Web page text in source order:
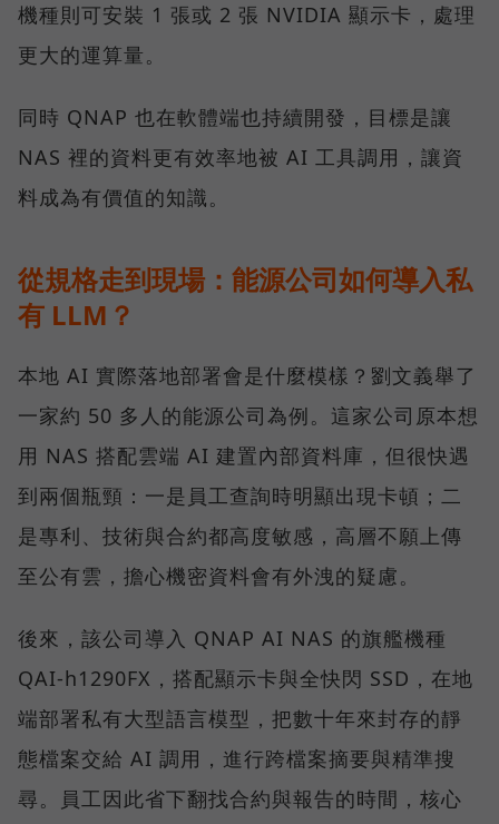
機種則可安裝 1 張或 2 張 NVIDIA 顯示卡，處理
更大的運算量。
同時 QNAP 也在軟體端也持續開發，目標是讓
NAS 裡的資料更有效率地被 AI 工具調用，讓資
料成為有價值的知識。
從規格走到現場：能源公司如何導入私
有 LLM？
本地 AI 實際落地部署會是什麼模樣？劉文義舉了
一家約 50 多人的能源公司為例。這家公司原本想
用 NAS 搭配雲端 AI 建置內部資料庫，但很快遇
到兩個瓶頸：一是員工查詢時明顯出現卡頓；二
是專利、技術與合約都高度敏感，高層不願上傳
至公有雲，擔心機密資料會有外洩的疑慮。
後來，該公司導入 QNAP AI NAS 的旗艦機種
QAI-h1290FX，搭配顯示卡與全快閃 SSD，在地
端部署私有大型語言模型，把數十年來封存的靜
態檔案交給 AI 調用，進行跨檔案摘要與精準搜
尋。員工因此省下翻找合約與報告的時間，核心